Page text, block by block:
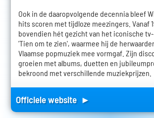
Ook in de daaropvolgende decennia bleef
hits scoren met tijdloze meezingers. Vanaf
bovendien hét gezicht van het iconische
'Tien om te zien', waarmee hij de
Vlaamse popmuziek mee vormgaf. Zijn
groeien met albums, duetten en
bekroond met verschillende muziekprijzen.
Officiele website ►